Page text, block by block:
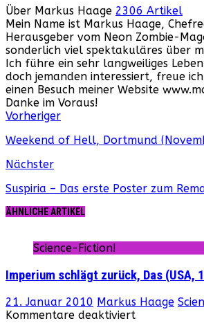
Über Markus Haage 2306 Artikel
Mein Name ist Markus Haage,
Herausgeber vom Neon Zombie-
sonderlich viel spektakuläres über
Ich führe ein sehr langweiliges
doch jemanden interessiert, freue
einen Besuch meiner Website
Danke im Voraus!
Webseite
Facebook
Instagram
YouTube
Vorheriger
Weekend of Hell, Dortmund
Nächster
Suspiria – Das erste Poster zum
ÄHNLICHE ARTIKEL
Science-Fiction!
Imperium schlägt zurück, Das (USA,
21. Januar 2010 Markus Haage
Kommentare deaktiviertfür